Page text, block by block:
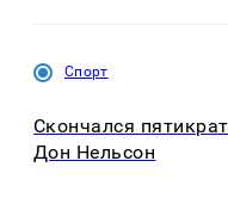
Спорт
Скончался
Дон Нельсон